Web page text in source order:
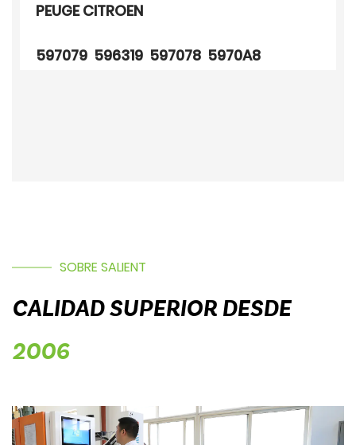
PEUGE CITROEN
597079 596319 597078 5970A8
SOBRE SALIENT
CALIDAD SUPERIOR DESDE
2006